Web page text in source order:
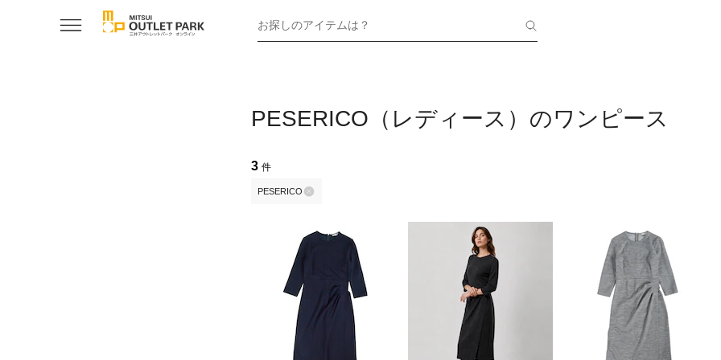
お探しのアイテムは？
PESERICO（レディース）のワンピース
3 件
PESERICO